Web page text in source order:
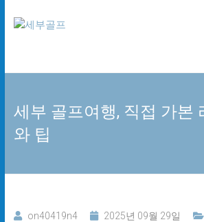
세
프
간
상
세부 골프여행, 직접 가본
와 팁
on40419n4 2025년 09월 29일